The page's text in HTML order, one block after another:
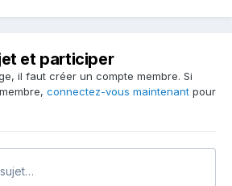
et participer
il faut créer un compte membre. Si
connectez-vous maintenant pour